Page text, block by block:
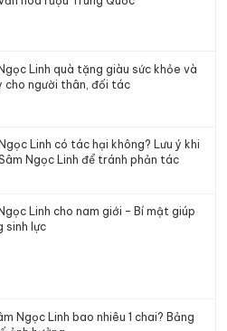
Linh quà tặng giàu sức khỏe và
cho người thân, đối tác
Linh có tác hại không? Lưu ý khi
Ngọc Linh để tránh phản tác
Linh cho nam giới – Bí mật giúp
sinh lực
Ngọc Linh bao nhiêu 1 chai? Bảng